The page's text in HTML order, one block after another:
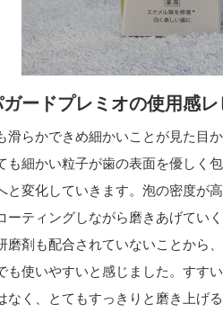
ードプレミオの使用感レ
滑らかできめ細かいことが見た目
も細かい粒子が歯の表面を優しく
と変化していきます。泡の密度が
ーティングしながら磨きあげてい
磨剤も配合されていないことから
も使いやすいと感じました。すす
なく、とてもすっきりと磨き上げ